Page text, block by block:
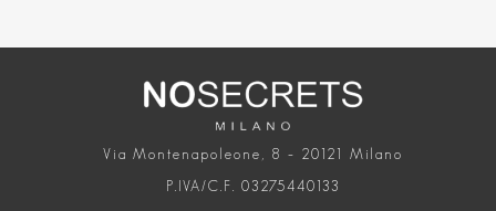
Via Montenapoleone, 8 – 20121 Milano
P.IVA/C.F. 03275440133